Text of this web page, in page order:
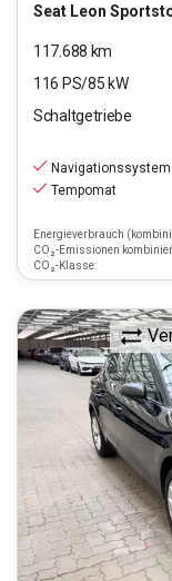
Seat Leon Sportstourer
117.688 km
116 PS/85 kW
Schaltgetriebe
Navigationssystem
Tempomat
Energieverbrauch
CO₂-Emissionen
CO₂-Klasse: